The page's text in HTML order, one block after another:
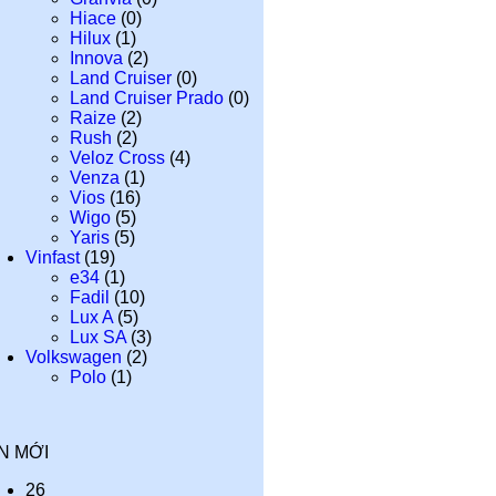
Hiace (0)
Hilux (1)
Innova (2)
Land Cruiser (0)
Land Cruiser Prado (0)
Raize (2)
Rush (2)
Veloz Cross (4)
Venza (1)
Vios (16)
Wigo (5)
Yaris (5)
Vinfast (19)
e34 (1)
Fadil (10)
Lux A (5)
Lux SA (3)
Volkswagen (2)
Polo (1)
MỚI
26